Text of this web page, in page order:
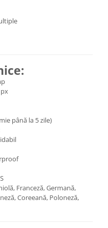
px
până la 5 zile)
Franceză, Germană,
Coreeană, Poloneză,